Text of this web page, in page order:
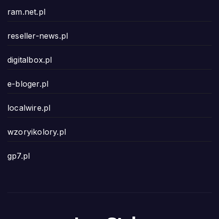
ram.net.pl
reseller-news.pl
digitalbox.pl
e-bloger.pl
localwire.pl
wzoryikolory.pl
gp7.pl